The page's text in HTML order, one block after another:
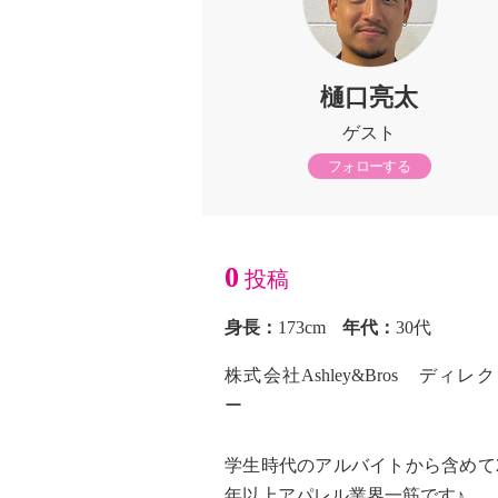
樋口亮太
ゲスト
フォローする
0 投稿
身長： 173cm 年代： 30代
株式会社Ashley&Bros ディレク
ー
学生時代のアルバイトから含めて